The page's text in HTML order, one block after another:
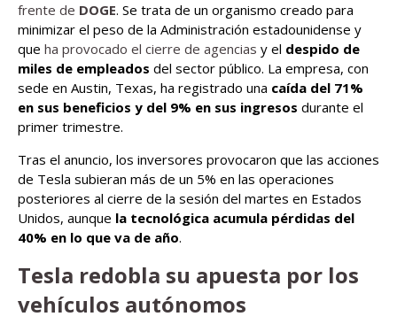
frente de DOGE. Se trata de un organismo creado para
minimizar el peso de la Administración estadounidense y
que ha provocado el cierre de agencias y el despido de
miles de empleados del sector público. La empresa, con
sede en Austin, Texas, ha registrado una caída del 71%
en sus beneficios y del 9% en sus ingresos durante el
primer trimestre.
Tras el anuncio, los inversores provocaron que las acciones
de Tesla subieran más de un 5% en las operaciones
posteriores al cierre de la sesión del martes en Estados
Unidos, aunque la tecnológica acumula pérdidas del
40% en lo que va de año.
Tesla redobla su apuesta por los
vehículos autónomos